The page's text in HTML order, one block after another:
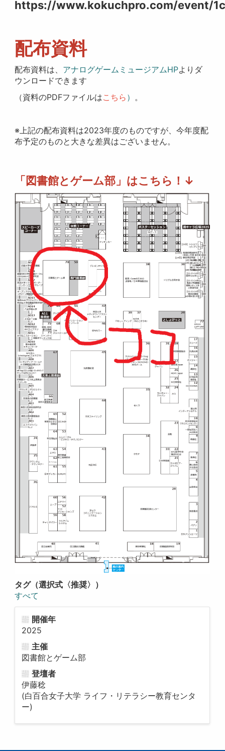
https://www.kokuchpro.com/event/
配布資料
配布資料は、 アナログゲームミュージアムHPよりダ
ウンロードできます
（資料のPDFファイルはこちら ） 。
※上記の配布資料は2023年度のものですが、今年度配
布予定のものと大きな差異はございません。
「図書館とゲーム部」はこちら！↓
タグ（選択式〈推奨〉）
すべて
開催年
2025
主催
図書館とゲーム部
登壇者
伊藤稔
(白百合女子大学 ライフ・リテラシー教育センタ
ー)